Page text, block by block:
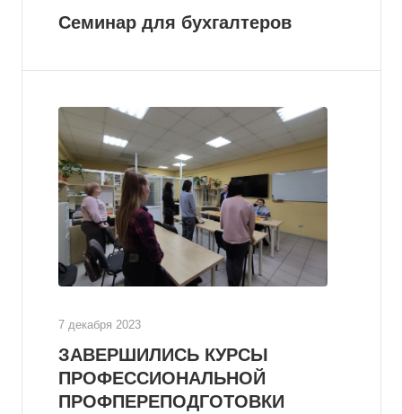
Семинар для бухгалтеров
7 декабря 2023
ЗАВЕРШИЛИСЬ КУРСЫ
ПРОФЕССИОНАЛЬНОЙ
ПРОФПЕРЕПОДГОТОВКИ